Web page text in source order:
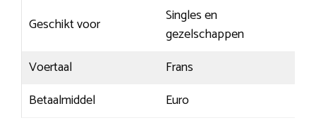
Geschikt voor
Singles en
gezelschappen
Voertaal
Frans
Betaalmiddel
Euro